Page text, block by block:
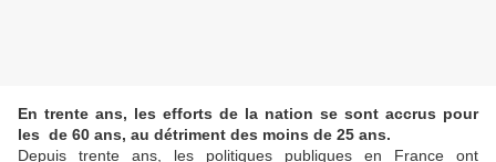
En trente ans, les efforts de la nation se sont accrus pour
les de 60 ans, au détriment des moins de 25 ans.
Depuis trente ans, les politiques publiques en France ont